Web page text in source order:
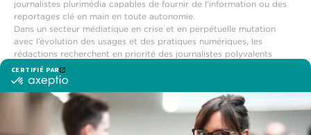
journalistes plurimédia capables de fournir de l’information ou des
reportages clé en main en toute autonomie.
Dans un secteur médiatique en crise et en perpétuelle mutation
avec l’évolution des usages et des pratiques numériques, les
rédactions recherchent en priorité des journalistes polyvalents
maîtrisant tous les nouveaux aspects du journalisme moderne. Ainsi,
l’étude du journalisme plurimédia représente l’une des plus belles
opportunités professionnelles aussi bien pour les étudiants que pour
les médias.